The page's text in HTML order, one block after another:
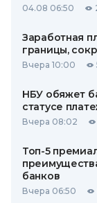
04.08 06:50
Заработная
границы,
Вчера 10:00
НБУ обяжет
статусе
Вчера 08:02
Топ-5
банков
Вчера 06:50